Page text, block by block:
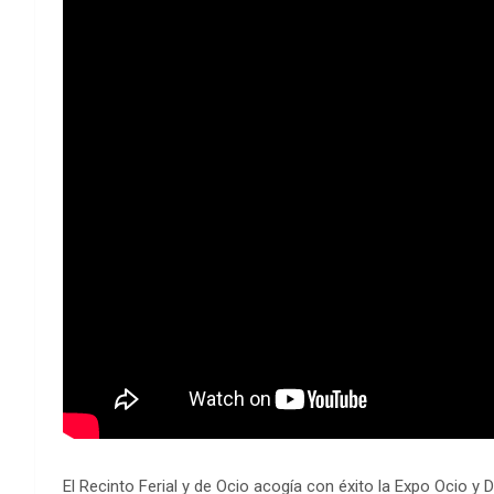
El Recinto Ferial y de Ocio acogía con éxito la Expo Ocio